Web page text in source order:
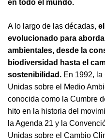
en todo el mundo.
A lo largo de las décadas,
evolucionado para
ambientales, desde la
biodiversidad hasta el
sostenibilidad. En 1992,
Unidas sobre el Medio
conocida como la Cumbre
hito en la historia del
la Agenda 21 y la
Unidas sobre el Cambio